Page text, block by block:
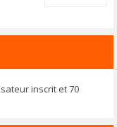
inscrit et 70